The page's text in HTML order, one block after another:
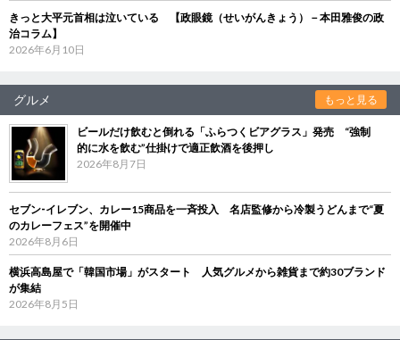
きっと大平元首相は泣いている 【政眼鏡（せいがんきょう）－本田雅俊の政
治コラム】
2026年6月10日
グルメ もっと見る
ビールだけ飲むと倒れる「ふらつくビアグラス」発売 “強制
的に水を飲む”仕掛けで適正飲酒を後押し
2026年8月7日
セブン‐イレブン、カレー15商品を一斉投入 名店監修から冷製うどんまで“夏
のカレーフェス”を開催中
2026年8月6日
横浜高島屋で「韓国市場」がスタート 人気グルメから雑貨まで約30ブランド
が集結
2026年8月5日